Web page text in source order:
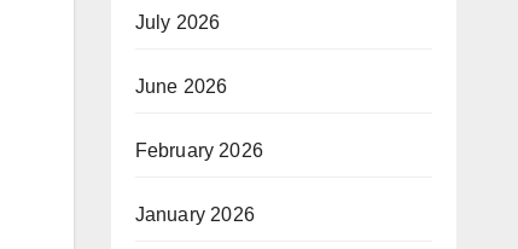
July 2026
June 2026
February 2026
January 2026